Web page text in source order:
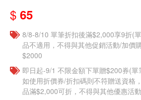
$ 65
8/8-8/10 單筆折扣後滿$2,000享9折(
品不適用，不得與其他促銷活動/加價
$2000
即日起-9/1 不限金額下單贈$200券(
如使用折價券/折扣碼則不符贈送資格
品滿$2,000可折，不得與其他優惠活